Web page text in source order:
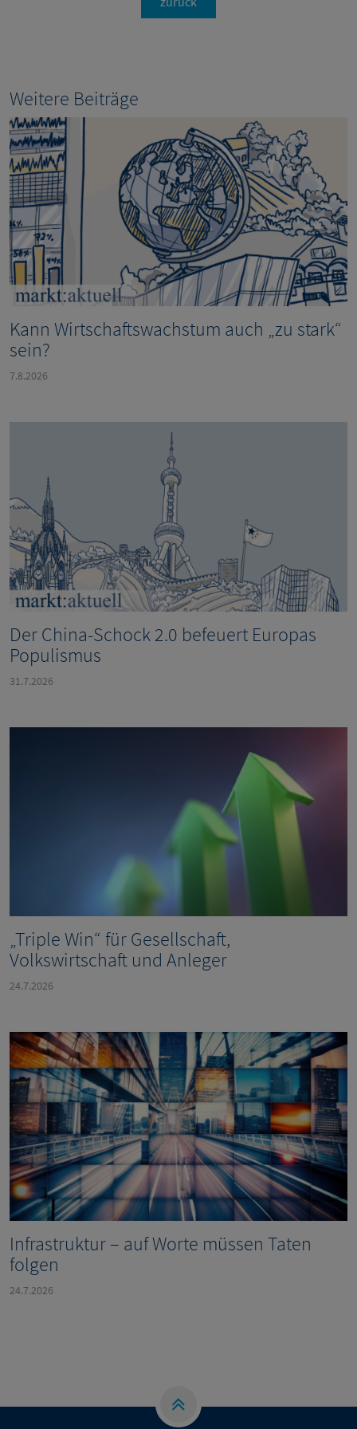
Weitere Beiträge
Kann Wirtschaftswachstum auch „zu stark“
sein?
7.8.2026
Der China-Schock 2.0 befeuert Europas
Populismus
31.7.2026
„Triple Win“ für Gesellschaft,
Volkswirtschaft und Anleger
24.7.2026
Infrastruktur – auf Worte müssen Taten
folgen
24.7.2026